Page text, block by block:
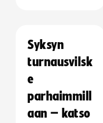
Syksyn
turnausvilsk
e
parhaimmill
aan – katso